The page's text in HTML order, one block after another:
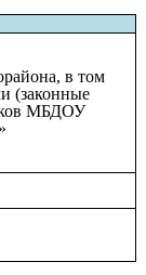
в том
(законные
МБДОУ